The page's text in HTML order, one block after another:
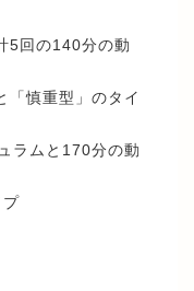
5回の140分の動
「慎重型」のタイ
ラムと170分の動